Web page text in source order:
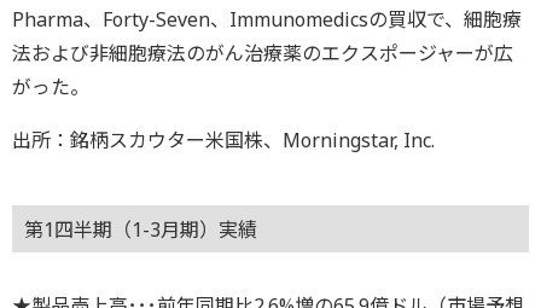
Pharma、Forty-Seven、Immunomedicsの買収で、細胞療
法および非細胞療法のがん治療薬のエクスポージャーが広
がった。
出所：銘柄スカウター米国株、Morningstar, Inc.
第1四半期（1-3月期）実績